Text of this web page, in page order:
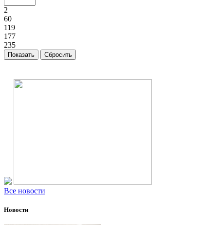
2
60
119
177
235
Все новости
Новости